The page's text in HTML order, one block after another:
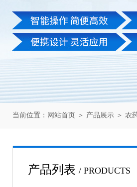
当前位置： 网站首页 ＞ 产品展示 ＞ 农
产品列表 / PRODUCTS